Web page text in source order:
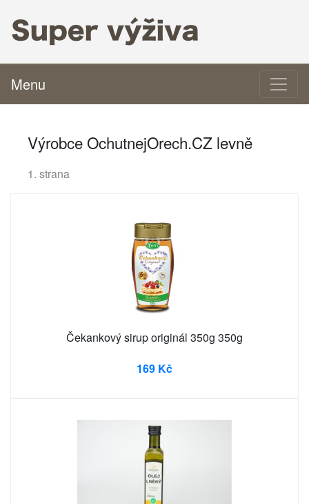
Menu
Výrobce OchutnejOrech.CZ levně
1. strana
Čekankový sirup originál 350g 350g
169 Kč